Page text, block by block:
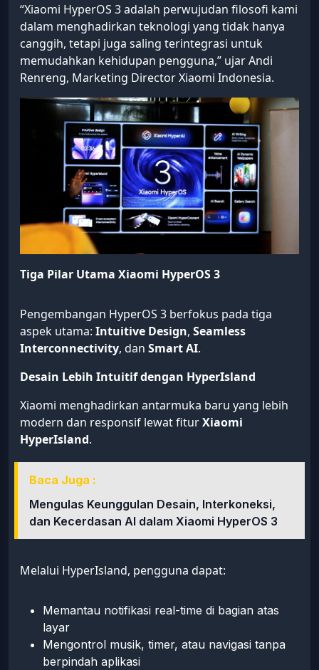
“Xiaomi HyperOS 3 adalah perwujudan filosofi kami
dalam menghadirkan teknologi yang tidak hanya
canggih, tetapi juga saling terintegrasi untuk
memudahkan kehidupan pengguna,” ujar Andi
Renreng, Marketing Director Xiaomi Indonesia.
Tiga Pilar Utama Xiaomi HyperOS 3
Pengembangan HyperOS 3 berfokus pada tiga
aspek utama: Intuitive Design, Seamless
Interconnectivity, dan Smart AI.
Desain Lebih Intuitif dengan HyperIsland
Xiaomi menghadirkan antarmuka baru yang lebih
modern dan responsif lewat fiturXiaomi
HyperIsland.
Baca Juga :
Mengulas Keunggulan Desain, Interkoneksi,
dan Kecerdasan AI dalam Xiaomi HyperOS 3
Melalui HyperIsland, pengguna dapat:
Memantau notifikasi real-time di bagian atas
layar
Mengontrol musik, timer, atau navigasi tanpa
berpindah aplikasi